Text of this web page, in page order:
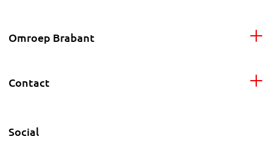
Omroep Brabant
Contact
Social